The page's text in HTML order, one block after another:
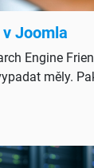
Joomla
Engine
měly.